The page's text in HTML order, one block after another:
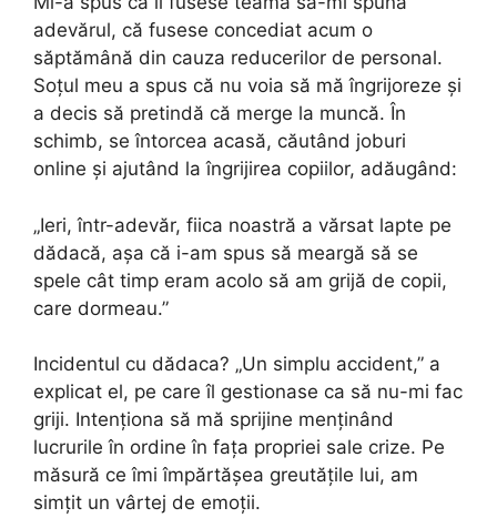
adevărul, că fusese concediat acum o
săptămână din cauza reducerilor de personal.
Soțul meu a spus că nu voia să mă îngrijoreze și
a decis să pretindă că merge la muncă. În
schimb, se întorcea acasă, căutând joburi
online și ajutând la îngrijirea copiilor, adăugând:
„Ieri, într-adevăr, fiica noastră a vărsat lapte pe
dădacă, așa că i-am spus să meargă să se
spele cât timp eram acolo să am grijă de copii,
care dormeau.”
Incidentul cu dădaca? „Un simplu accident,” a
explicat el, pe care îl gestionase ca să nu-mi fac
griji. Intenționa să mă sprijine menținând
lucrurile în ordine în fața propriei sale crize. Pe
măsură ce îmi împărtășea greutățile lui, am
simțit un vârtej de emoții.